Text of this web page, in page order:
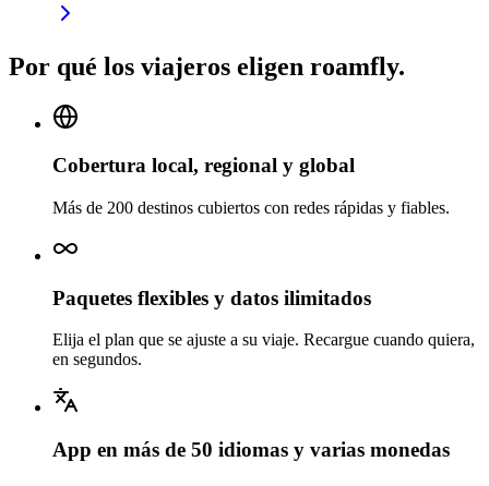
Por qué los viajeros eligen roamfly.
Cobertura local, regional y global
Más de 200 destinos cubiertos con redes rápidas y fiables.
Paquetes flexibles y datos ilimitados
Elija el plan que se ajuste a su viaje. Recargue cuando quiera,
en segundos.
App en más de 50 idiomas y varias monedas